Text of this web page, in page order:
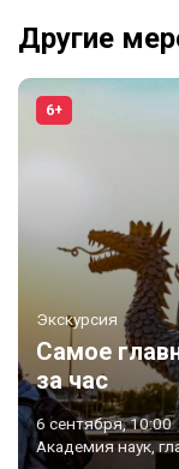
Другие
6+
Экскурсия
Самое
за час
6 сентября, 10:00
Академия наук,